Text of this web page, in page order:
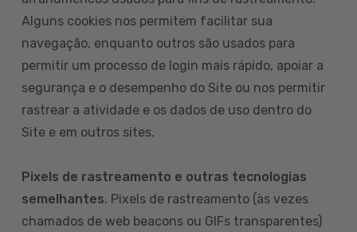
Alguns cookies nos permitem facilitar sua
navegação, enquanto outros são usados para
permitir um processo de login mais rápido, apoiar a
segurança e o desempenho do Site ou nos permitir
rastrear a atividade e os dados de uso dentro do
Site e em outros sites.
Pixels de rastreamento e outras tecnologias
semelhantes. Pixels de rastreamento (às vezes
chamados de web beacons ou GIFs transparentes)